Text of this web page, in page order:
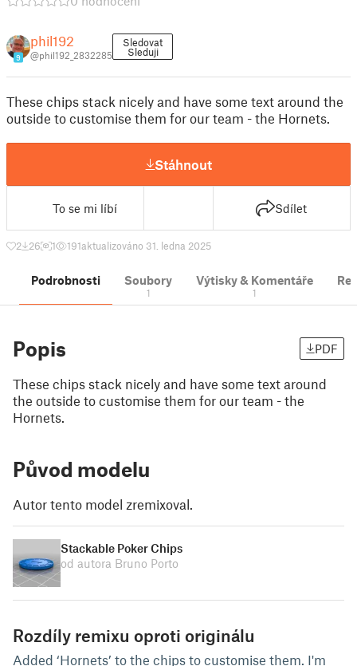
9
phil192
@phil192_2832285
Sledovat
Sleduji
These chips stack nicely and have some text around the
outside to customise them for our team - the Hornets.
Stáhnout
To se mi líbí Sdílet
2 26 1 191aktualizováno 31. ledna 2025
Podrobnosti Soubory
1
Výtisky & Komentáře
1
Popis PDF
These chips stack nicely and have some text around
the outside to customise them for our team - the
Hornets.
Původ modelu
Autor tento model zremixoval.
Stackable Poker Chips
od autora Bruno Porto
Rozdíly remixu oproti originálu
Added ‘Hornets’ to the chips to customise them. I'm